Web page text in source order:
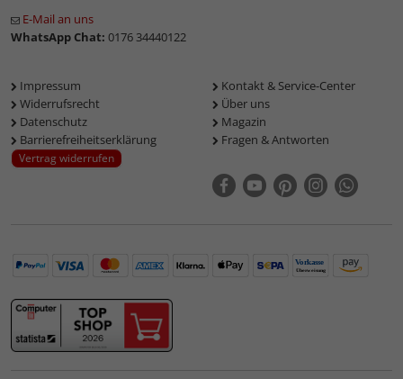
E-Mail an uns
WhatsApp Chat: 0176 34440122
Impressum
Widerrufsrecht
Datenschutz
Barrierefreiheitserklärung
Vertrag widerrufen
Kontakt & Service-Center
Über uns
Magazin
Fragen & Antworten